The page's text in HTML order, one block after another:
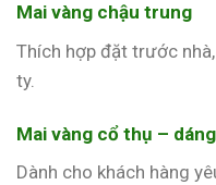
Mai vàng chậu trung
Thích hợp đặt trước
ty.
Mai vàng cổ thụ –
Dành cho khách hàng